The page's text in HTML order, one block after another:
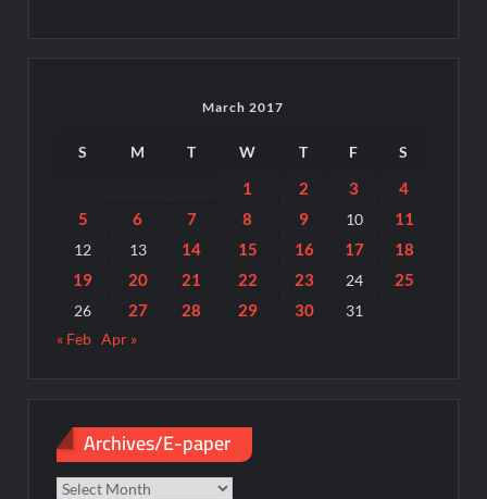
March 2017
S M T W T F S
1 2 3
4
5
6 7 8 9 10 11
12 13 14 15 16 17
18
19
20 21 22 23 24 25
26 27 28 29 30
31
« Feb Apr »
Archives/E-paper